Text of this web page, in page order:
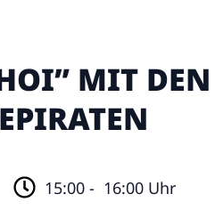
MIT DEN
15:00 - 16:00 Uhr